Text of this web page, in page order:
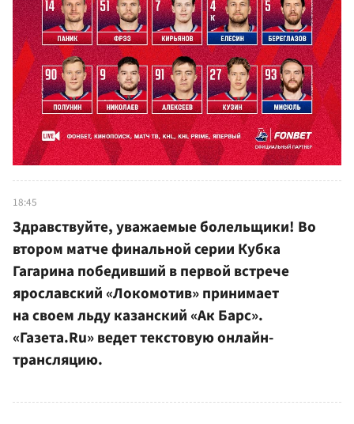
18:45
Здравствуйте, уважаемые болельщики! Во
втором матче финальной серии Кубка
Гагарина победивший в первой встрече
ярославский «Локомотив» принимает
на своем льду казанский «Ак Барс».
«Газета.Ru» ведет текстовую онлайн-
трансляцию.